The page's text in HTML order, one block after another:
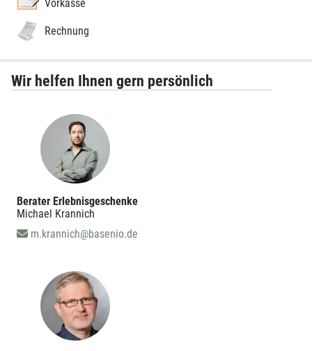
Vorkasse
Rechnung
Wir helfen Ihnen gern persönlich
Berater Erlebnisgeschenke
Michael Krannich
m.krannich@basenio.de